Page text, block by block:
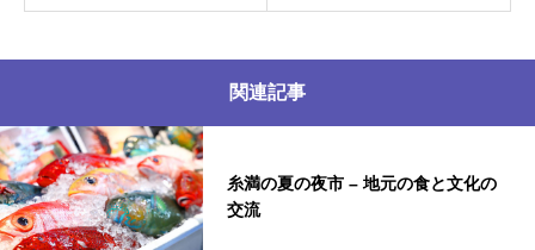
関連記事
糸満の夏の夜市 – 地元の食と文化の
交流